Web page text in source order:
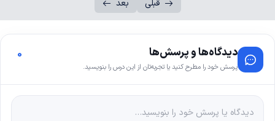
قبلی بعد
دیدگاه‌ها و پرسش‌ها
پرسش خود را مطرح کنید یا تجربه‌تان از این درس را بنویسید.
0